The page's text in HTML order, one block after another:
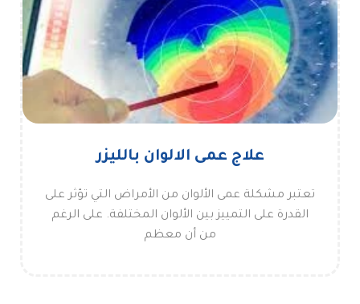
علاج عمى الالوان بالليزر
تعتبر مشكلة عمى الألوان من الأمراض التي تؤثر على
القدرة على التمييز بين الألوان المختلفة. على الرغم
من أن معظم